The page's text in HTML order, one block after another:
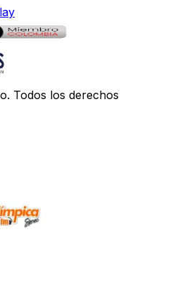
. Todos los derechos